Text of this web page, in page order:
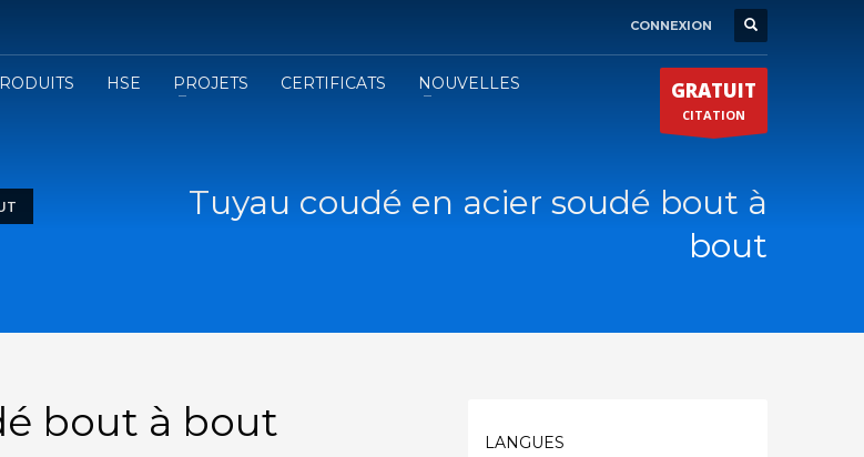
CONNEXION
HSE PROJETS CERTIFICATS
NOUVELLES
GRATUIT
CITATION
Tuyau coudé en acier soudé bout à
bout
bout à bout LANGUES